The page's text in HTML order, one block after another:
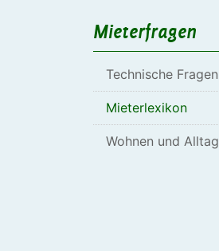
Mieterfragen
Technische Fragen
Mieterlexikon
Wohnen und Alltag